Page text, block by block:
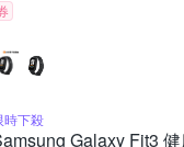
時下殺
Galaxy Fit3